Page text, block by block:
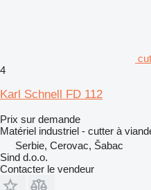
4
Karl Schnell FD 112
Prix sur demande
Matériel industriel - cutter à
Serbie, Cerovac, Šabac
Sind d.o.o.
Contacter le vendeur